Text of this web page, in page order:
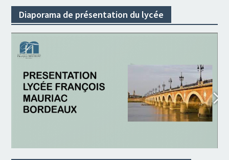
Diaporama de présentation du lycée